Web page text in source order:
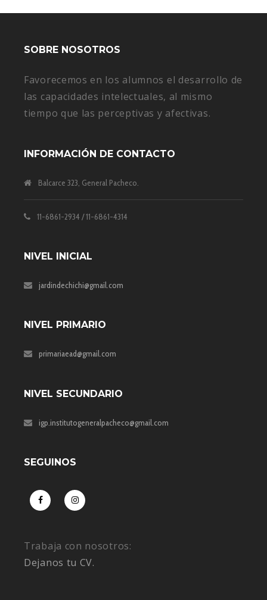
SOBRE NOSOTROS
Favorecemos en los alumnos el desarrollo de
las capacidades intelectuales, al mismo
tiempo que las perceptivas y afectivas.
INFORMACIÓN DE CONTACTO
Balcarce 323, General Pacheco.
11-6861-2934 / 11-6861-4314
NIVEL INICIAL
jardindechichi@gmail.com
NIVEL PRIMARIO
primariaead@gmail.com
NIVEL SECUNDARIO
igp.institutogeneralpacheco@gmail.com
SEGUINOS
Trabaja con nosotros:
Dejanos tu CV.